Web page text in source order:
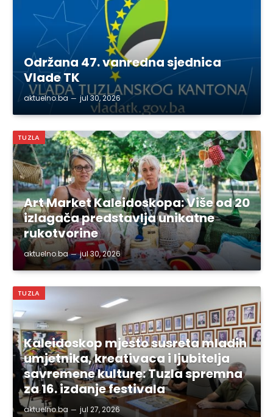
Održana 47. vanredna sjednica
Vlade TK
aktuelno.ba jul 30, 2026
TUZLA
Art Market Kaleidoskopa: Više od 20
izlagača predstavlja unikatne
rukotvorine
aktuelno.ba jul 30, 2026
TUZLA
Kaleidoskop mjesto susreta mladih
umjetnika, kreativaca i ljubitelja
savremene kulture: Tuzla spremna
za 16. izdanje festivala
aktuelno.ba jul 27, 2026